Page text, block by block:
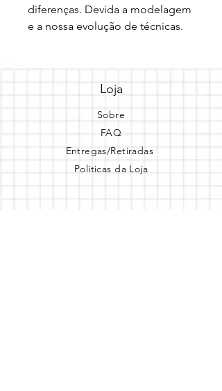
diferenças. Devida a modelagem
e a nossa evolução de técnicas.
Loja
Sobre
FAQ
Entregas/Retiradas
Politicas da Loja